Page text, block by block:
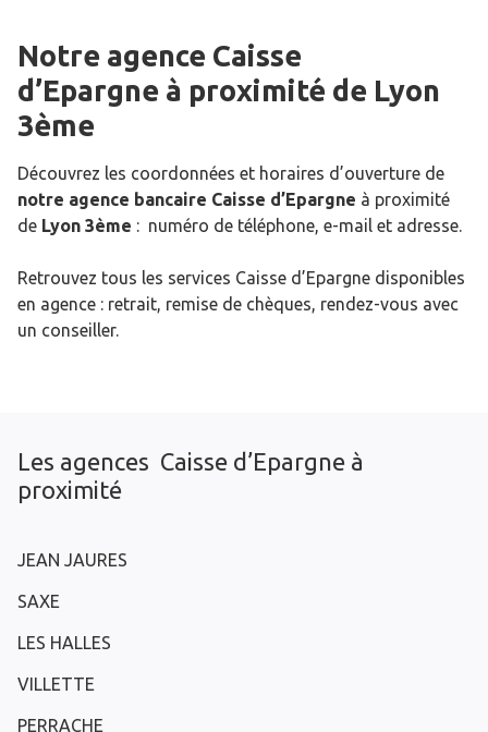
Notre agence Caisse
d’Epargne à proximité de Lyon
3ème
Découvrez les coordonnées et horaires d’ouverture de
notre agence bancaire Caisse d’Epargne à proximité
de Lyon 3ème : numéro de téléphone, e-mail et adresse.
Retrouvez tous les services Caisse d’Epargne disponibles
en agence : retrait, remise de chèques, rendez-vous avec
un conseiller.
Les agences Caisse d’Epargne à
proximité
JEAN JAURES
SAXE
LES HALLES
VILLETTE
PERRACHE